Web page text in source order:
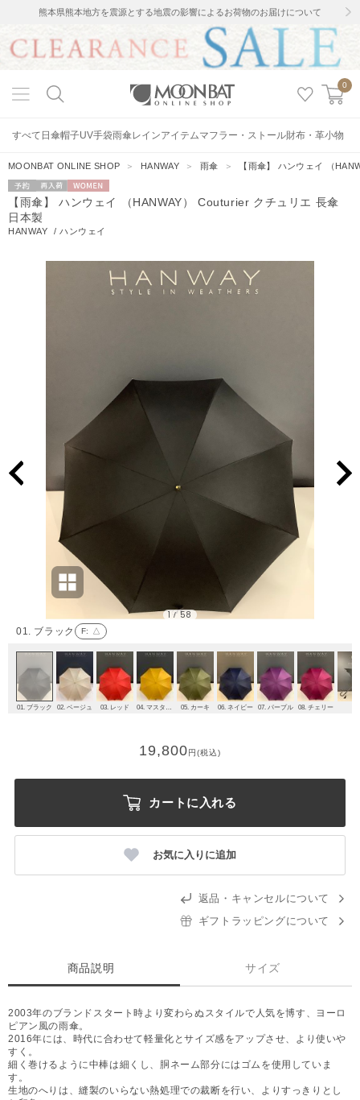
熊本県熊本地方を震源とする地震の影響によるお荷物のお届けについて
0
すべて 日傘帽子UV手袋雨傘レインアイテムマフラー・ストール財布・革小物
MOONBAT ONLINE SHOP ＞ HANWAY ＞ 雨傘 ＞ 【雨傘】 ハンウェイ （
予約 再入荷 WOMEN
【雨傘】 ハンウェイ （HANWAY） Couturier クチュリエ 長傘
日本製
HANWAY /ハンウェイ
01. ブラック F: △
1 / 58
01. ブラック 02. ベージュ 03. レッド 05. カーキ 06. ネイビー 07. パープル 08. チェリー
19,800円(税込)
カートに入れる
お気に入りに追加
返品・キャンセルについて
ギフトラッピングについて
商品説明 サイズ
2003年のブランドスタート時より変わらぬスタイルで人気を博す、ヨーロ
ピアン風の雨傘。
2016年には、時代に合わせて軽量化とサイズ感をアップさせ、より使いや
すく。
細く巻けるように中棒は細くし、胴ネーム部分にはゴムを使用していま
す。
生地のへりは、縫製のいらない熱処理での裁断を行い、よりすっきりとし